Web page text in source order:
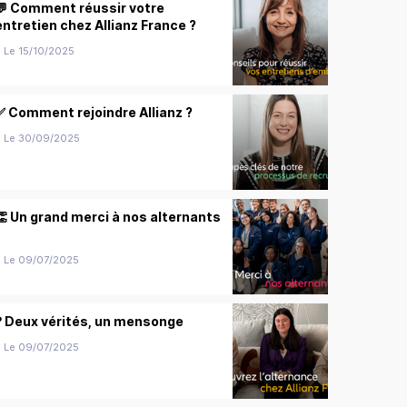
Comment réussir votre
chez Allianz France ?
Le 15/10/2025
Comment rejoindre Allianz ?
Le 30/09/2025
Un grand merci à nos alternants
Le 09/07/2025
Deux vérités, un mensonge
Le 09/07/2025